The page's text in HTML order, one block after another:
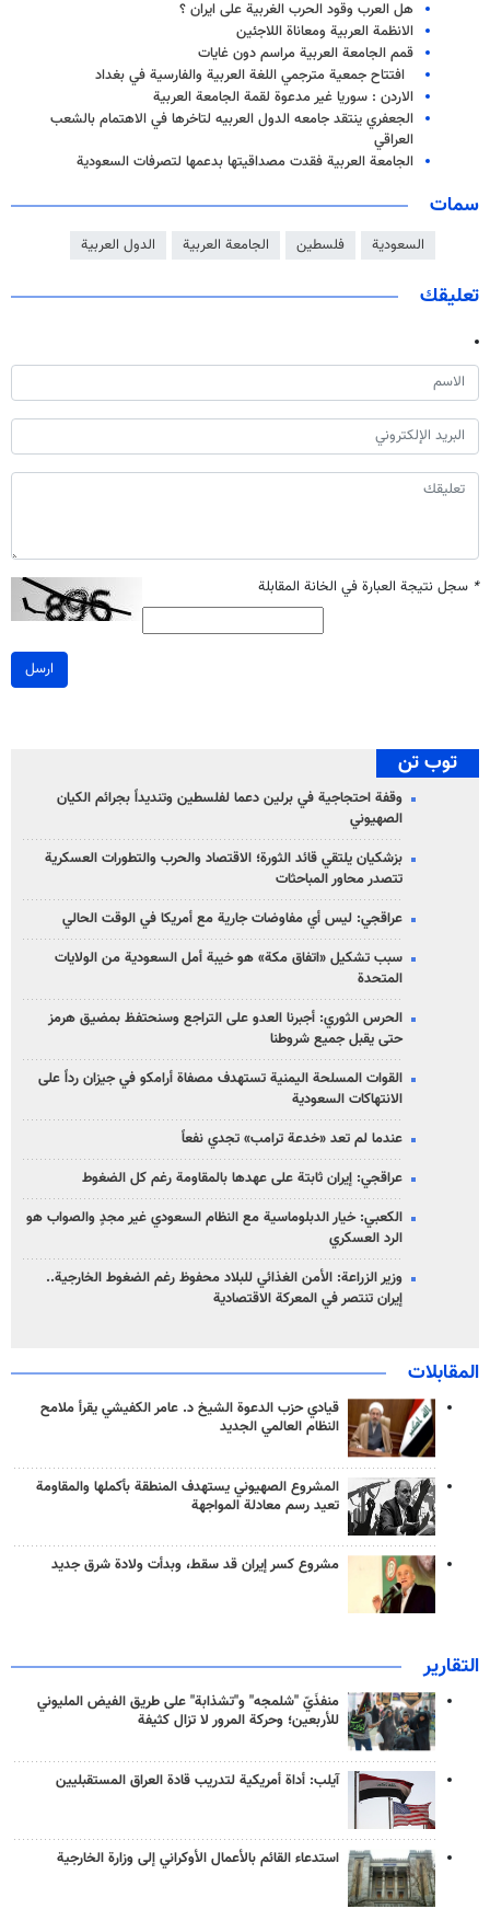
هل العرب وقود الحرب الغربية على ايران ؟
الانظمة العربية ومعاناة اللاجئين
قمم الجامعة العربية مراسم دون غايات
افتتاح جمعية مترجمي اللغة العربية والفارسية في بغداد
الاردن : سوريا غير مدعوة لقمة الجامعة العربية
الجعفري ينتقد جامعه الدول العربيه لتاخرها في الاهتمام بالشعب
العراقي
الجامعة العربية فقدت مصداقيتها بدعمها لتصرفات السعودية
سمات
السعودية فلسطين الجامعة العربية الدول العربية
تعليقك
* سجل نتيجة العبارة في الخانة المقابلة
ارسل
توب تن
وقفة احتجاجية في برلين دعما لفلسطين وتنديداً بجرائم الكيان
الصهیوني
بزشكيان يلتقي قائد الثورة؛ الاقتصاد والحرب والتطورات العسكرية
تتصدر محاور المباحثات
عراقجي: ليس أي مفاوضات جارية مع أمريكا في الوقت الحالي
سبب تشكيل «اتفاق مكة» هو خيبة أمل السعودية من الولايات
المتحدة
الحرس الثوري: أجبرنا العدو على التراجع وسنحتفظ بمضيق هرمز
حتى يقبل جميع شروطنا
القوات المسلحة اليمنية تستهدف مصفاة أرامكو في جيزان رداً على
الانتهاكات السعودية
عندما لم تعد «خدعة ترامب» تجدي نفعاً
عراقجي: إيران ثابتة على عهدها بالمقاومة رغم كل الضغوط
الكعبي: خيار الدبلوماسية مع النظام السعودي غير مجدٍ والصواب هو
الرد العسكري
وزير الزراعة: الأمن الغذائي للبلاد محفوظ رغم الضغوط الخارجية..
إيران تنتصر في المعركة الاقتصادية
المقابلات
قيادي حزب الدعوة الشيخ د. عامر الكفيشي يقرأ ملامح
النظام العالمي الجديد
المشروع الصهيوني يستهدف المنطقة بأكملها والمقاومة
تعيد رسم معادلة المواجهة
مشروع كسر إيران قد سقط، وبدأت ولادة شرق جديد
التقارير
منفذَيّ "شلمجه" و"تشذابة" على طريق الفيض المليوني
للأربعين؛ وحركة المرور لا تزال كثيفة
آيلب: أداة أمريكية لتدريب قادة العراق المستقبليين
استدعاء القائم بالأعمال الأوكراني إلى وزارة الخارجية